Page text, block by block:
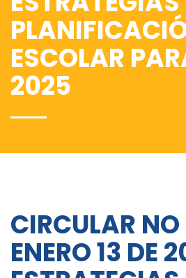
ESCOLAR
2025
CIRCULAR
ENERO 13 DE